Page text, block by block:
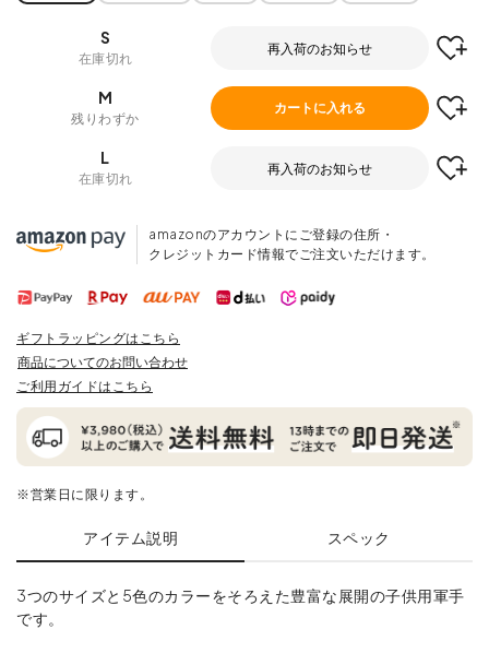
S
在庫切れ
再入荷のお知らせ
M
残りわずか
カートに入れる
L
在庫切れ
再入荷のお知らせ
amazonのアカウントにご登録の住所・
クレジットカード情報でご注文いただけます。
ギフトラッピングはこちら
商品についてのお問い合わせ
ご利用ガイドはこちら
※営業日に限ります。
アイテム説明 スペック
3つのサイズと5色のカラーをそろえた豊富な展開の子供用軍手
です。